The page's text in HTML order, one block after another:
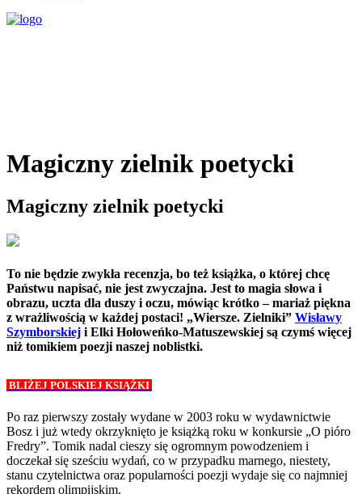
Magiczny zielnik poetycki
Magiczny zielnik poetycki
To nie będzie zwykła recenzja, bo też książka, o której chcę
Państwu napisać, nie jest zwyczajna. Jest to magia słowa i
obrazu, uczta dla duszy i oczu, mówiąc krótko – mariaż piękna
z wrażliwością w każdej postaci! „Wiersze. Zielniki” Wisławy
Szymborskiej i Elki Hołoweńko-Matuszewskiej są czymś więcej
niż tomikiem poezji naszej noblistki.
BLIŻEJ POLSKIEJ KSIĄŻKI
Po raz pierwszy zostały wydane w 2003 roku w wydawnictwie
Bosz i już wtedy okrzyknięto je książką roku w konkursie „O pióro
Fredry”. Tomik nadal cieszy się ogromnym powodzeniem i
doczekał się sześciu wydań, co w przypadku marnego, niestety,
stanu czytelnictwa oraz popularności poezji wydaje się co najmniej
rekordem olimpijskim.